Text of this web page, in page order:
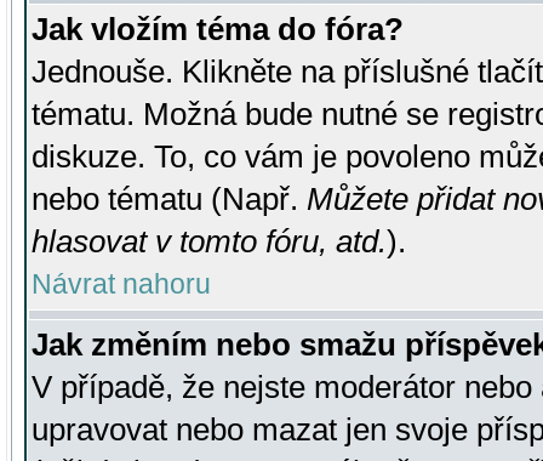
Jak vložím téma do fóra?
Jednouše. Klikněte na příslušné
tématu. Možná bude nutné se
diskuze. To, co vám je povoleno
nebo tématu (Např. Můžete přidat
hlasovat v tomto fóru, atd.).
Návrat nahoru
Jak změním nebo smažu
V případě, že nejste moderátor
upravovat nebo mazat jen svoje